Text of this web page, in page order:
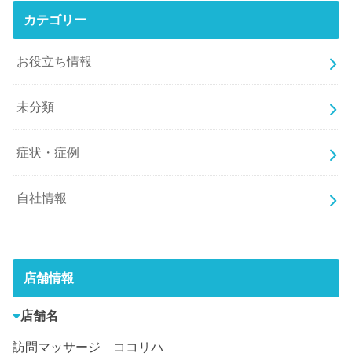
カテゴリー
お役立ち情報
未分類
症状・症例
自社情報
店舗情報
店舗名
訪問マッサージ ココリハ